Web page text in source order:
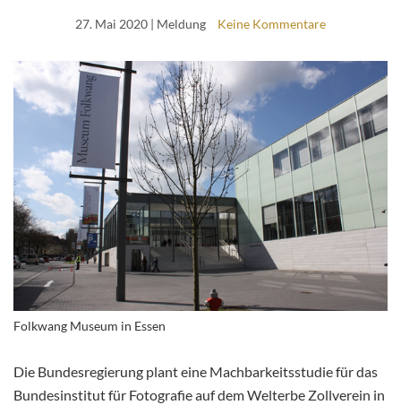
27. Mai 2020 | Meldung Keine Kommentare
Folkwang Museum in Essen
Die Bundesregierung plant eine Machbarkeitsstudie für das
Bundesinstitut für Fotografie auf dem Welterbe Zollverein in